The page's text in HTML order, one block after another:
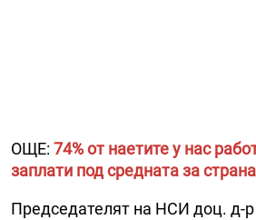
ОЩЕ: 74% от наетите у нас
заплати под средната за
Председателят на НСИ доц. д-